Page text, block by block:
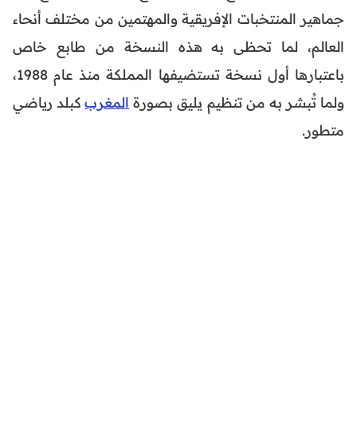
جماهير المنتخبات الإفريقية والمهتمين من مختلف أنحاء
العالم، لما تحظى به هذه النسخة من طابع خاص
باعتبارها أول نسخة تستضيفها المملكة منذ عام 1988،
ولما تُبشر به من تنظيم يليق بصورة المغربكبلد رياضي
متطور.